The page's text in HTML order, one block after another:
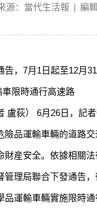
源： 當代生活報 | 編
，7月1日起至12月
通行高速路
荻） 6月26日，記者
險品運輸車輛的道路
財産安全。依據相關
管理局聯合下發通告
品運輸車輛實施限時